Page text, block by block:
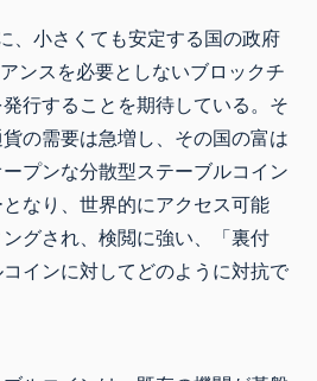
、小さくても安定する国の政府
ンスを必要としないブロックチ
行することを期待している。そ
の需要は急増し、その国の富は
プンな分散型ステーブルコイン
なり、世界的にアクセス可能
グされ、検閲に強い、「裏付
インに対してどのように対抗で